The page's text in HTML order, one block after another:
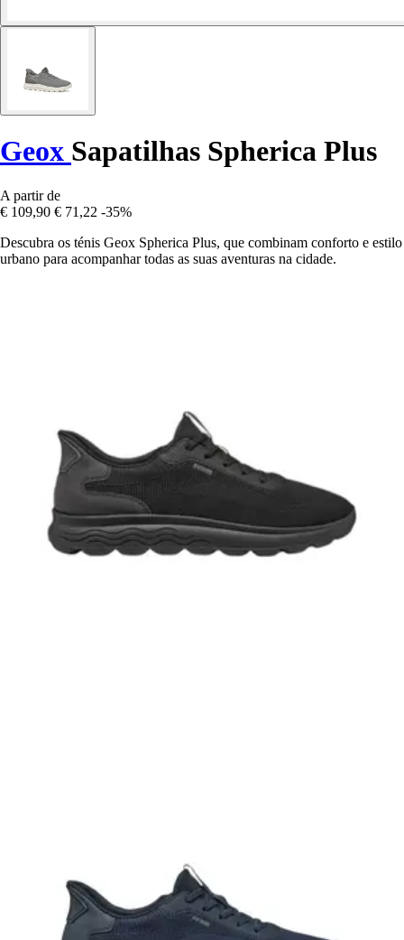
Geox Sapatilhas Spherica Plus
A partir de
€ 109,90 € 71,22 -35%
Descubra os ténis Geox Spherica Plus, que combinam conforto e estilo
urbano para acompanhar todas as suas aventuras na cidade.